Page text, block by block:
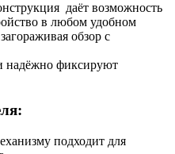
даёт возможность
в любом удобном
обзор с
надёжно фиксируют
подходит для